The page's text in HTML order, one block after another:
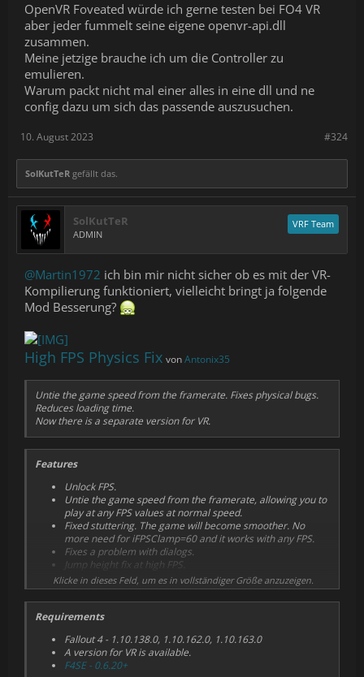
OpenVR Foveated würde ich gerne testen bei FO4 VR
aber jeder fummelt seine eigene openvr-api.dll
zusammen.
Meine jetzige brauche ich um die Controller zu
emulieren.
Warum packt nicht mal einer alles in eine dll und ne
config dazu um sich das passende auszusuchen.
#324
10. August 2023
SolKutTeR gefällt das.
SolKutTeR
ADMIN
VRF Team
@Martin1972 ich bin mir nicht sicher ob es mit der VR-
Kompilierung funktioniert, vielleicht bringt ja folgende
Mod Besserung?
High FPS Physics Fix vonAntonix35
Untie the game speed from the framerate. Fixes physical bugs.
Reduces loading time.
Now there is a separate version for VR.
Features
Unlock FPS.
Untie the game speed from the framerate, allowing you to
play at any FPS values at normal speed.
Fixed stuttering. The game will become smoother. No
more need for iFPSClamp=60 and it works with any FPS.
Fixes a problem with dialogs.
Jump height fix at high FPS.
Reduces loading time. The effect is especially noticeable if
game is on SSD.
Ability to disable animation on loading screens to
significantly reduce loading time.
Ability to upscale the game window to full screen when
using low resolution.
Ability to use G-Sync and HDR in windowed mode.
Klicke in dieses Feld, um es in vollständiger Größe anzuzeigen.
Requirements
Fallout 4 - 1.10.138.0, 1.10.162.0, 1.10.163.0
A version for VR is available.
F4SE - 0.6.20+